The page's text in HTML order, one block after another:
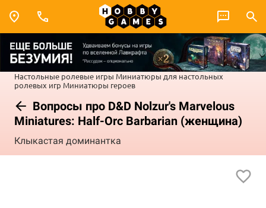
Настольные ролевые игры Миниатюры для настольных
ролевых игр Миниатюры героев
Вопросы про D&D Nolzur's Marvelous
Miniatures: Half-Orc Barbarian (женщина)
Клыкастая доминантка